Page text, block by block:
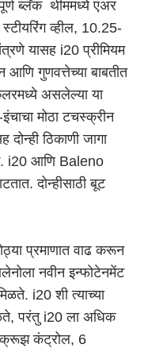
ब्लॅक थीममध्ये एअर
व्हील, 10.25-
यासह i20 प्रीमियम
आणि गुणवत्तेच्या बाबतीत
असलेल्या या
मोठा टचस्क्रीन
ठिकाणी जागा
i20 आणि Baleno
दोन्हीसाठी बूट
प्रमाणात वाढ करून
नवीन इन्फोटेनमेंट
i20 शी त्याच्या
परंतु i20 ला अधिक
क्रूझ कंट्रोल, 6